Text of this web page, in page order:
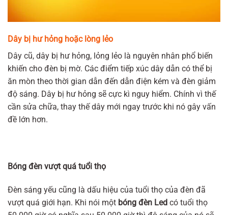
Dây bị hư hỏng hoặc lòng lẻo
Dây cũ, dây bị hư hỏng, lỏng lẻo là nguyên nhân phổ biến
khiến cho đèn bị mờ. Các điểm tiếp xúc dây dẫn có thể bị
ăn mòn theo thời gian dẫn đến dẫn điện kém và đèn giảm
độ sáng. Dây bị hư hỏng sẽ cực kì nguy hiểm. Chính vì thế
cần sửa chữa, thay thế dây mới ngay trước khi nó gây vấn
đề lớn hơn.
Bóng đèn vượt quá tuổi thọ
Đèn sáng yếu cũng là dấu hiệu của tuổi thọ của đèn đã
vượt quá giới hạn. Khi nói một bóng đèn Led có tuổi thọ